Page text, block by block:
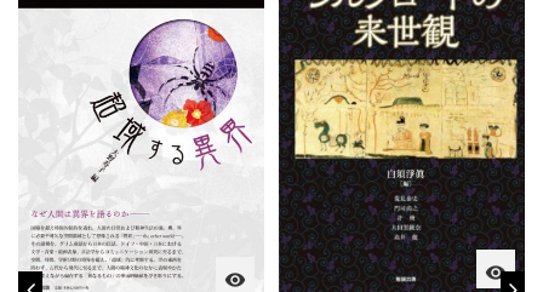
visibility visibility